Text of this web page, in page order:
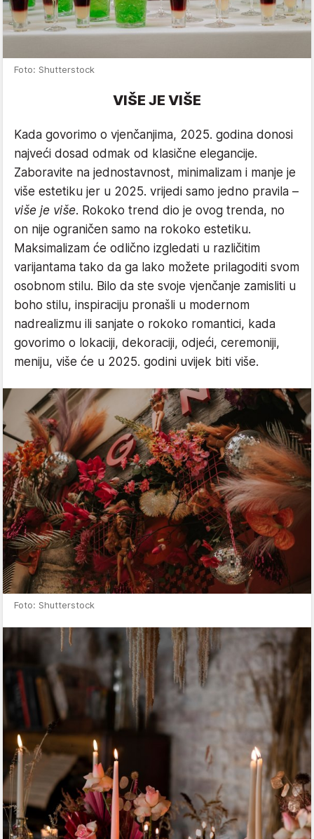
Foto: Shutterstock
VIŠE JE VIŠE
Kada govorimo o vjenčanjima, 2025. godina donosi
najveći dosad odmak od klasične elegancije.
Zaboravite na jednostavnost, minimalizam i manje je
više estetiku jer u 2025. vrijedi samo jedno pravila –
više je više. Rokoko trend dio je ovog trenda, no
on nije ograničen samo na rokoko estetiku.
Maksimalizam će odlično izgledati u različitim
varijantama tako da ga lako možete prilagoditi svom
osobnom stilu. Bilo da ste svoje vjenčanje zamisliti u
boho stilu, inspiraciju pronašli u modernom
nadrealizmu ili sanjate o rokoko romantici, kada
govorimo o lokaciji, dekoraciji, odjeći, ceremoniji,
meniju, više će u 2025. godini uvijek biti više.
Foto: Shutterstock